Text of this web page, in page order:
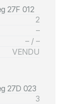
27F 012
2
–
– / –
VENDU
27D 023
3